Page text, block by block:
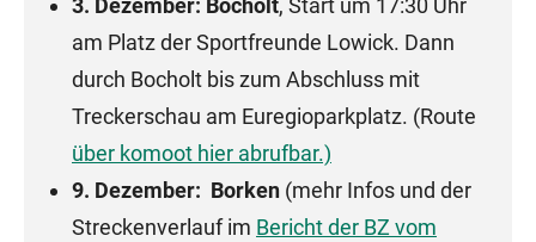
3. Dezember: Bocholt, Start um 17:30 Uhr
am Platz der Sportfreunde Lowick. Dann
durch Bocholt bis zum Abschluss mit
Treckerschau am Euregioparkplatz. (Route
über komoot hier abrufbar.)
9. Dezember: Borken (mehr Infos und der
Streckenverlauf im Bericht der BZ vom